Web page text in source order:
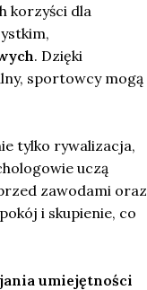
korzyści dla
. Dzięki
sportowcy mogą
tylko rywalizacja,
uczą
zawodami oraz
i skupienie, co
umiejętności